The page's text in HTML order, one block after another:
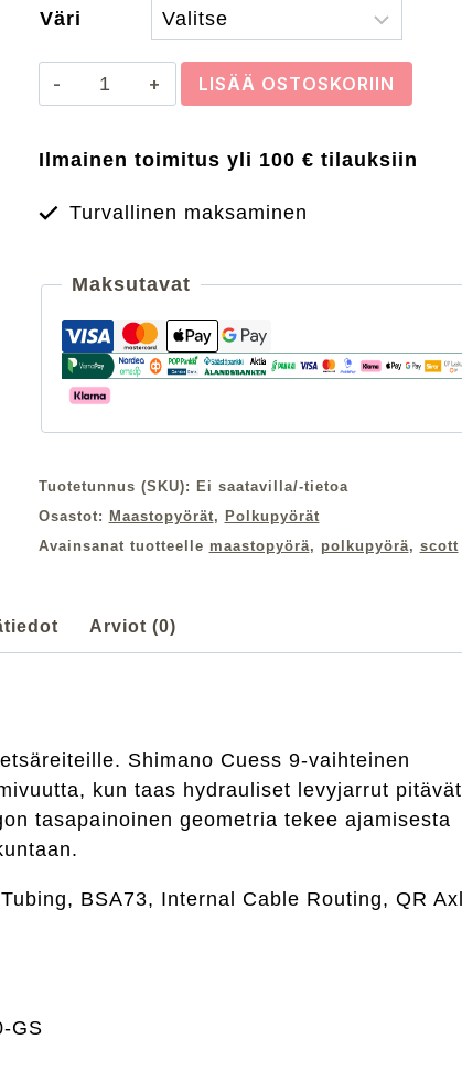
Väri
SCOTT
Contrail
maastopyörä
LISÄÄ OSTOSKORIIN
Ilmainen toimitus yli 100 € tilauksiin
Turvallinen maksaminen
Maksutavat
Tuotetunnus (SKU):
Ei saatavilla/-tietoa
Osastot:
Maastopyörät,
Polkupyörät
Avainsanat tuotteelle maastopyörä, polkupyörä, scott
Arviot (0)
Shimano Cuess 9-vaihteinen
kun taas hydrauliset levyjarrut pitävät
tasapainoinen geometria tekee ajamisesta
BSA73, Internal Cable Routing, QR
GS